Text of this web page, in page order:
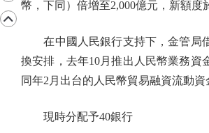
幣，下同）倍增至2,000億元，新額度
在中國人民銀行支持下，金管局
換安排，去年10月推出人民幣業務資
同年2月出台的人民幣貿易融資流動資
現時分配予40銀行